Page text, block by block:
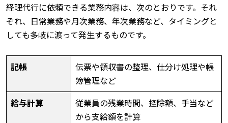
経理代行に依頼できる業務内容は、次のとおりです。それ
ぞれ、日常業務や月次業務、年次業務など、タイミングと
しても多岐に渡って発生するものです。
記帳
伝票や領収書の整理、仕分け処理や帳
簿管理など
給与計算
従業員の残業時間、控除額、手当など
から支給額を計算